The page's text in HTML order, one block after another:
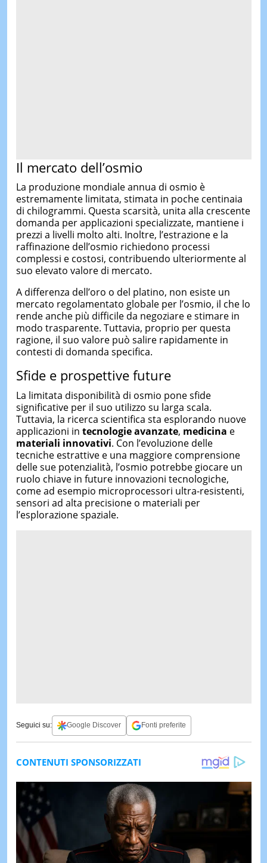
Il mercato dell’osmio
La produzione mondiale annua di osmio è
estremamente limitata, stimata in poche centinaia
di chilogrammi. Questa scarsità, unita alla crescente
domanda per applicazioni specializzate, mantiene i
prezzi a livelli molto alti. Inoltre, l’estrazione e la
raffinazione dell’osmio richiedono processi
complessi e costosi, contribuendo ulteriormente al
suo elevato valore di mercato.
A differenza dell’oro o del platino, non esiste un
mercato regolamentato globale per l’osmio, il che lo
rende anche più difficile da negoziare e stimare in
modo trasparente. Tuttavia, proprio per questa
ragione, il suo valore può salire rapidamente in
contesti di domanda specifica.
Sfide e prospettive future
La limitata disponibilità di osmio pone sfide
significative per il suo utilizzo su larga scala.
Tuttavia, la ricerca scientifica sta esplorando nuove
applicazioni in tecnologie avanzate, medicina e
materiali innovativi. Con l’evoluzione delle
tecniche estrattive e una maggiore comprensione
delle sue potenzialità, l’osmio potrebbe giocare un
ruolo chiave in future innovazioni tecnologiche,
come ad esempio microprocessori ultra-resistenti,
sensori ad alta precisione o materiali per
l’esplorazione spaziale.
Seguici su: Google Discover Fonti preferite